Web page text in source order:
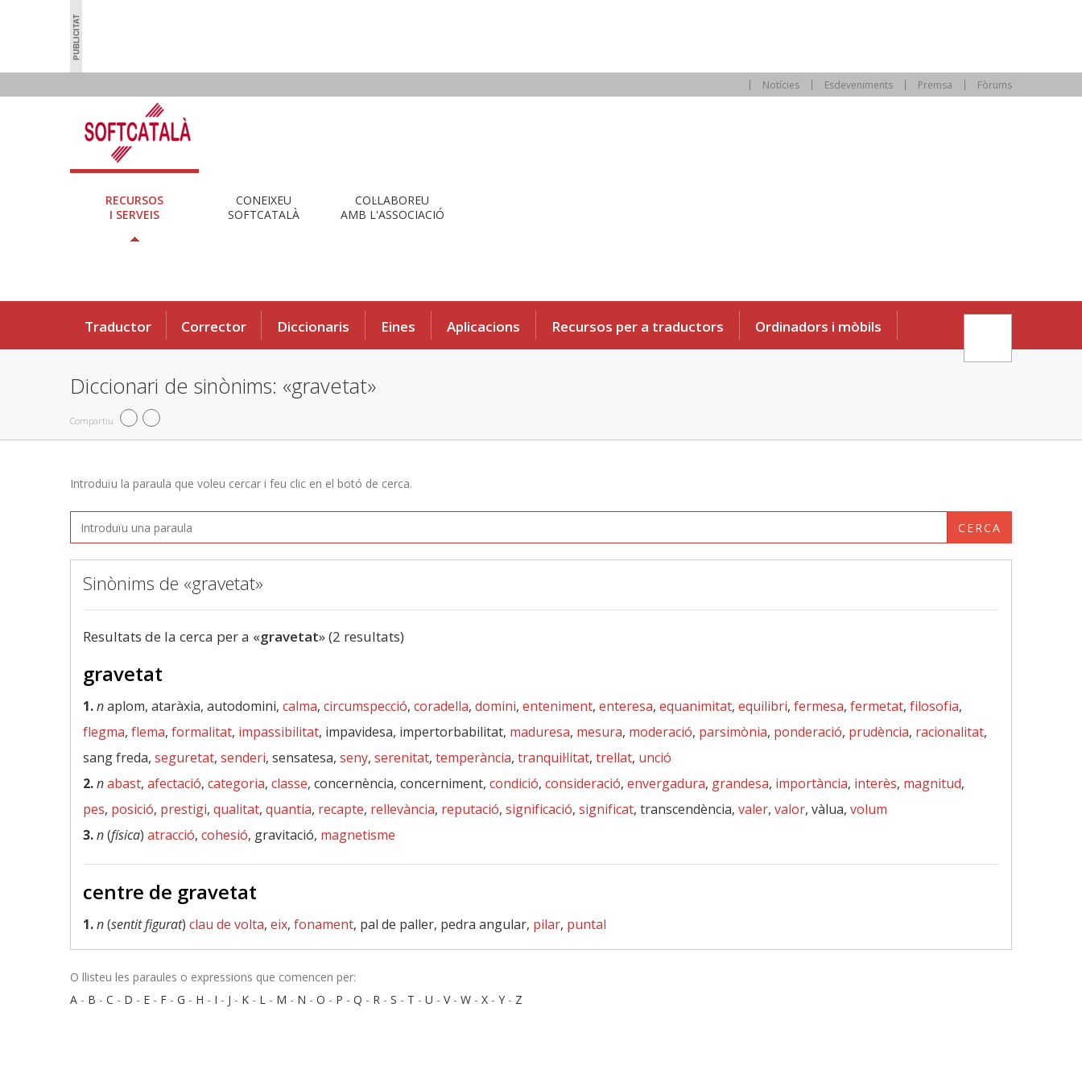
Notícies Esdeveniments Premsa Fòrums
RECURSOS
I SERVEIS
CONEIXEU
SOFTCATALÀ
COL·LABOREU
AMB L'ASSOCIACIÓ
Traductor Corrector Diccionaris Eines Aplicacions Recursos per a traductors Ordinadors i mòbils
Diccionari de sinònims: «gravetat»
Compartiu
Introduïu la paraula que voleu cercar i feu clic en el botó de cerca.
CERCA
Sinònims de «gravetat»
Resultats de la cerca per a «gravetat» (2 resultats)
gravetat
1.naplom, ataràxia, autodomini, calma, circumspecció, coradella, domini, enteniment, enteresa, equanimitat, equilibri, fermesa, fermetat, filosofia,
flegma, flema, formalitat, impassibilitat, impavidesa, impertorbabilitat, maduresa, mesura, moderació, parsimònia, ponderació, prudència, racionalitat,
sang freda, seguretat, senderi, sensatesa, seny, serenitat, temperància, tranquil·litat, trellat, unció
2.nabast, afectació, categoria, classe, concernència, concerniment, condició, consideració, envergadura, grandesa, importància, interès, magnitud,
pes, posició, prestigi, qualitat, quantia, recapte, rellevància, reputació, significació, significat, transcendència, valer, valor, vàlua, volum
3.n(física) atracció, cohesió, gravitació, magnetisme
centre de gravetat
1.n(sentit figurat) clau de volta, eix, fonament, pal de paller, pedra angular, pilar, puntal
O llisteu les paraules o expressions que comencen per:
A - B - C - D - E - F - G - H - I - J - K - L - M - N - O - P - Q - R - S - T - U - V- W - X - Y - Z